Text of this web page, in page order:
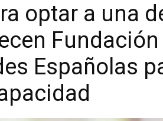
optar a una
Fundación
Españolas